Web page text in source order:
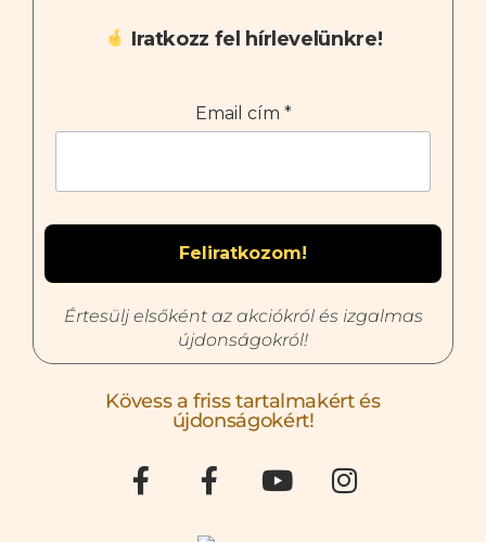
Iratkozz fel hírlevelünkre!
Email cím *
Értesülj elsőként az akciókról és izgalmas
újdonságokról!
Kövess a friss tartalmakért és
újdonságokért!